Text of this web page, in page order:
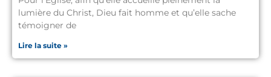
lumière du Christ, Dieu fait homme et qu’elle sache
témoigner de
Lire la suite »